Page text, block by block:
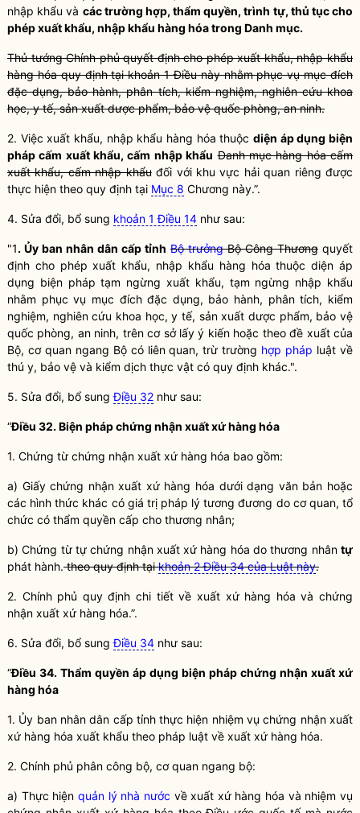
nhập khẩu và các trường hợp, thẩmquyền, trình tự, thủ tục cho
phép xuất khẩu, nhập khẩu hàng hóa trong Danh mục.
Thủ tướng Chính phủ quyết định cho phép xuất khẩu, nhập khẩu
hàng hóa quy định tại khoản 1 Điều này nhằm phục vụ mục đích
đặc dụng, bảo hành, phân tích, kiểm nghiệm, nghiên cứu khoa
học, y tế, sản xuất dược phẩm, bảo vệ quốc phòng, an ninh.
2. Việc xuất khẩu, nhập khẩu hàng hóa thuộc diện áp dụng biện
pháp cấm xuất khẩu, cấm nhập khẩu Danh mục hàng hóa cấm
xuất khẩu, cấm nhập khẩuđối với khu vực hải quan riêng được
thực hiện theo quy định tại Mục 8 Chương này.”.
4. Sửa đổi, bổ sung khoản 1 Điều 14 như sau:
"1. Ủy ban nhân dân cấp tỉnh Bộ trưởngBộ Công Thương quyết
định cho phép xuất khẩu, nhập khẩu hàng hóa thuộc diện áp
dụng biện pháp tạm ngừng xuất khẩu, tạm ngừng nhập khẩu
nhằm phục vụ mục đích đặc dụng, bảo hành, phân tích, kiểm
nghiệm, nghiên cứu khoa học, y tế, sản xuất dược phẩm, bảo vệ
quốc phòng, an ninh, trên cơ sở lấy ý kiến hoặc theo đề xuất của
Bộ, cơ quan ngang Bộ có liên quan, trừ trường hợp pháp luật về
thú y, bảo vệ và kiểm dịch thực vật có quy định khác.".
5. Sửa đổi, bổ sungĐiều 32 như sau:
“Điều 32. Biện pháp chứng nhận xuất xứ hàng hóa
1. Chứng từ chứng nhận xuất xứ hàng hóa bao gồm:
a) Giấy chứng nhận xuất xứ hàng hóa dưới dạng văn bản hoặc
các hình thức khác có giá trị pháp lý tương đương do cơ quan, tổ
chức có thẩm quyền cấp cho thương nhân;
b) Chứng từ tự chứng nhận xuất xứ hàng hóa do thương nhân tự
phát hành.theo quy định tạikhoản 2 Điều 34 của Luật này.
2. Chính phủ quy định chi tiết về xuất xứ hàng hóa và chứng
nhận xuất xứ hàng hóa.”.
6. Sửa đổi, bổ sungĐiều 34 như sau:
“Điều 34. Thẩm quyền áp dụng biện pháp chứng nhận xuất xứ
hàng hóa
1. Ủy ban nhân dân cấp tỉnh thực hiện nhiệm vụ chứng nhận xuất
xứ hàng hóa xuất khẩu theo pháp luật về xuất xứ hàng hóa.
2. Chính phủ phân công bộ, cơ quan ngang bộ:
a) Thực hiện quản lý nhà nước về xuất xứ hàng hóa và nhiệm vụ